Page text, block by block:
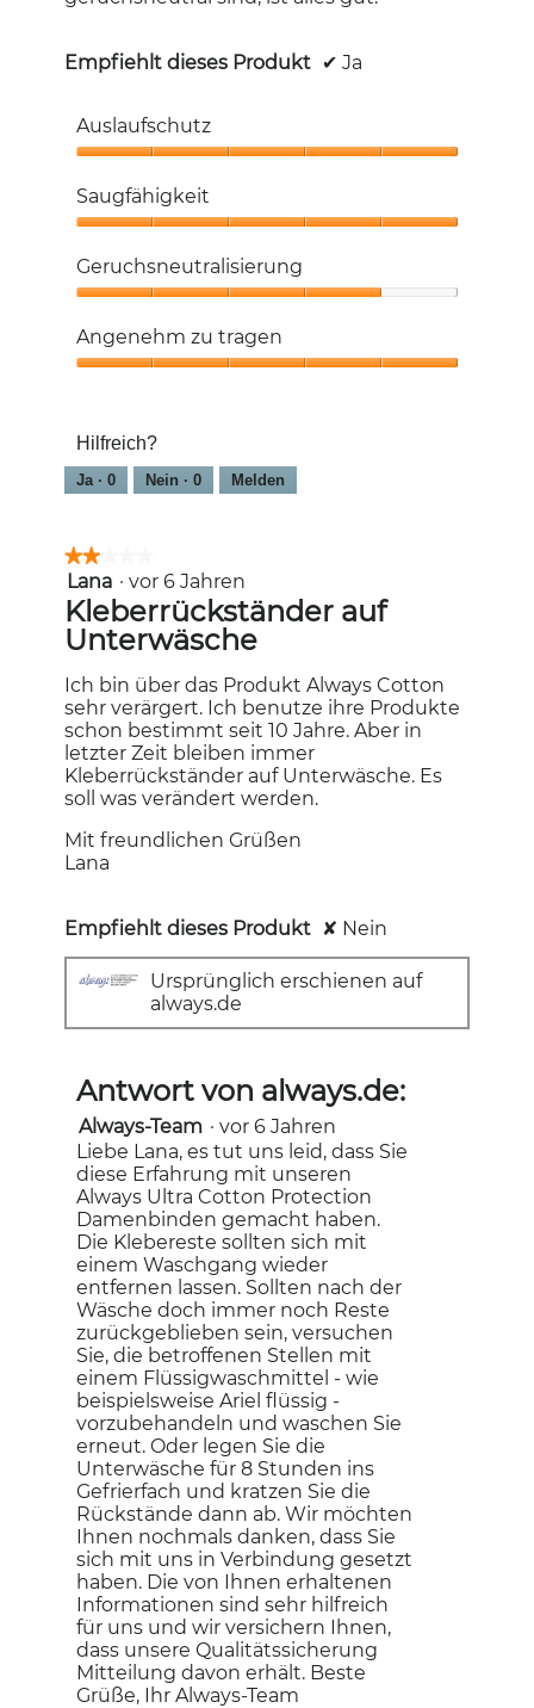
Empfiehlt dieses Produkt ✔ Ja
Auslaufschutz
5
von
Saugfähigkeit
5
von
Geruchsneutralisierung
4
von
Angenehm zu tragen
5
von
5
Hilfreich?
Ja · 0 Nein · 0 Melden
★★★★★
★★★★★
2
von
5
Sternen.
Lana · vor 6 Jahren
Kleberrückständer auf
Unterwäsche
Ich bin über das Produkt Always Cotton
sehr verärgert. Ich benutze ihre Produkte
schon bestimmt seit 10 Jahre. Aber in
letzter Zeit bleiben immer
Kleberrückständer auf Unterwäsche. Es
soll was verändert werden.
Mit freundlichen Grüßen
Lana
Empfiehlt dieses Produkt ✘ Nein
Ursprünglich erschienen auf
always.de
Antwort von always.de:
Always-Team · vor 6 Jahren
Liebe Lana, es tut uns leid, dass Sie
diese Erfahrung mit unseren
Always Ultra Cotton Protection
Damenbinden gemacht haben.
Die Klebereste sollten sich mit
einem Waschgang wieder
entfernen lassen. Sollten nach der
Wäsche doch immer noch Reste
zurückgeblieben sein, versuchen
Sie, die betroffenen Stellen mit
einem Flüssigwaschmittel - wie
beispielsweise Ariel flüssig -
vorzubehandeln und waschen Sie
erneut. Oder legen Sie die
Unterwäsche für 8 Stunden ins
Gefrierfach und kratzen Sie die
Rückstände dann ab. Wir möchten
Ihnen nochmals danken, dass Sie
sich mit uns in Verbindung gesetzt
haben. Die von Ihnen erhaltenen
Informationen sind sehr hilfreich
für uns und wir versichern Ihnen,
dass unsere Qualitätssicherung
Mitteilung davon erhält. Beste
Grüße, Ihr Always-Team